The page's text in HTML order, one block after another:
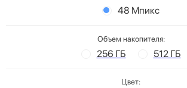
48 Мпикс
Объем накопителя:
256 ГБ 512 ГБ
Цвет: